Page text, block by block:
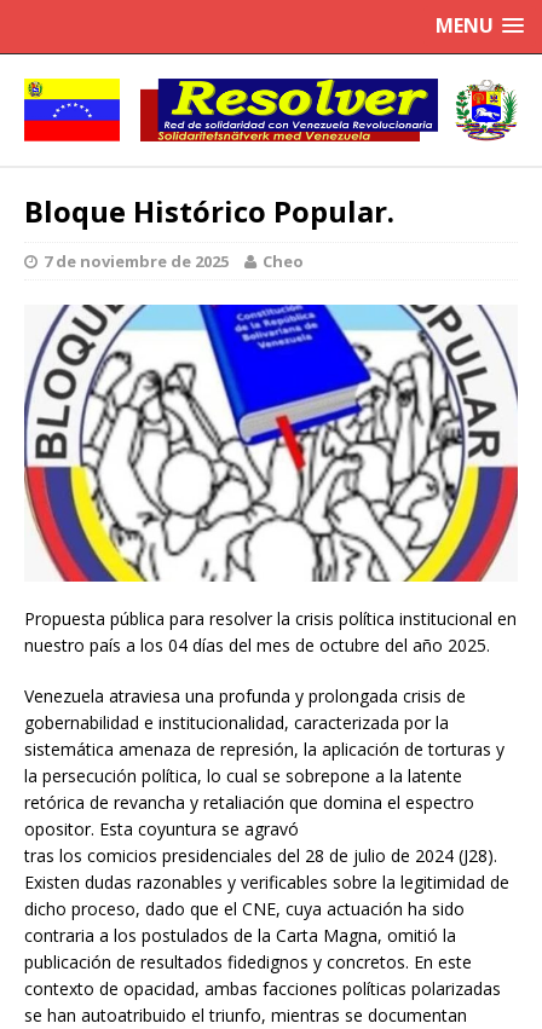
MENU
Bloque Histórico Popular.
7 de noviembre de 2025 Cheo
Propuesta pública para resolver la crisis política institucional en
nuestro país a los 04 días del mes de octubre del año 2025.
Venezuela atraviesa una profunda y prolongada crisis de
gobernabilidad e institucionalidad, caracterizada por la
sistemática amenaza de represión, la aplicación de torturas y
la persecución política, lo cual se sobrepone a la latente
retórica de revancha y retaliación que domina el espectro
opositor. Esta coyuntura se agravó
tras los comicios presidenciales del 28 de julio de 2024 (J28).
Existen dudas razonables y verificables sobre la legitimidad de
dicho proceso, dado que el CNE, cuya actuación ha sido
contraria a los postulados de la Carta Magna, omitió la
publicación de resultados fidedignos y concretos. En este
contexto de opacidad, ambas facciones políticas polarizadas
se han autoatribuido el triunfo, mientras se documentan